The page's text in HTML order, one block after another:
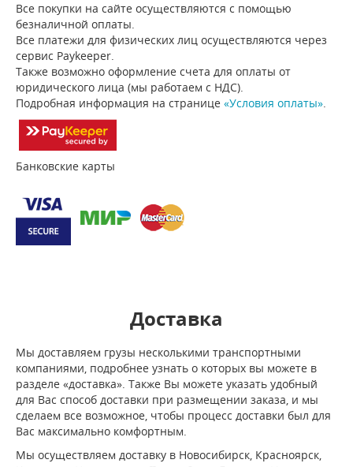
Все покупки на сайте осуществляются с помощью
безналичной оплаты.
Все платежи для физических лиц осуществляются через
сервис Paykeeper.
Также возможно оформление счета для оплаты от
юридического лица (мы работаем с НДС).
Подробная информация на странице «Условия оплаты».
Банковские карты
Доставка
Мы доставляем грузы несколькими транспортными
компаниями, подробнее узнать о которых вы можете в
разделе «доставка». Также Вы можете указать удобный
для Вас способ доставки при размещении заказа, и мы
сделаем все возможное, чтобы процесс доставки был для
Вас максимально комфортным.
Мы осуществляем доставку в Новосибирск, Красноярск,